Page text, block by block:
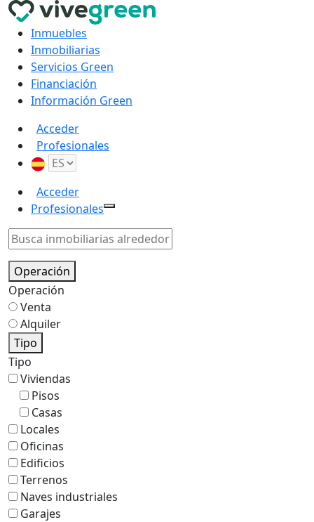
Inmuebles
Inmobiliarias
Servicios Green
Financiación
Información Green
Acceder
Profesionales
Acceder
Profesionales
Operación
Operación
Venta
Alquiler
Tipo
Tipo
Viviendas
Pisos
Casas
Locales
Oficinas
Edificios
Terrenos
Naves industriales
Garajes